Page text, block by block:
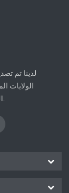
الولايات
الجنوبية واليابان وأرمينيا وتشيلي ، إلخ.